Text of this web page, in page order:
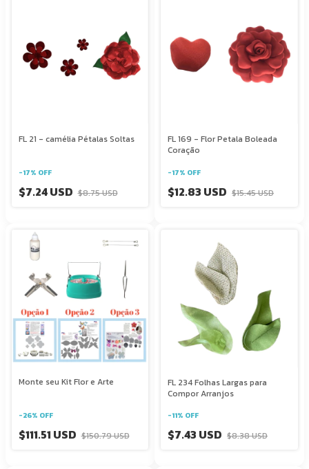
FL 21 - camélia Pétalas Soltas
-17% OFF
$7.24 USD $8.75 USD
FL 169 - Flor Petala Boleada
Coração
-17% OFF
$12.83 USD $15.45 USD
Monte seu Kit Flor e Arte
-26% OFF
$111.51 USD $150.79 USD
FL 234 Folhas Largas para
Compor Arranjos
-11% OFF
$7.43 USD $8.38 USD